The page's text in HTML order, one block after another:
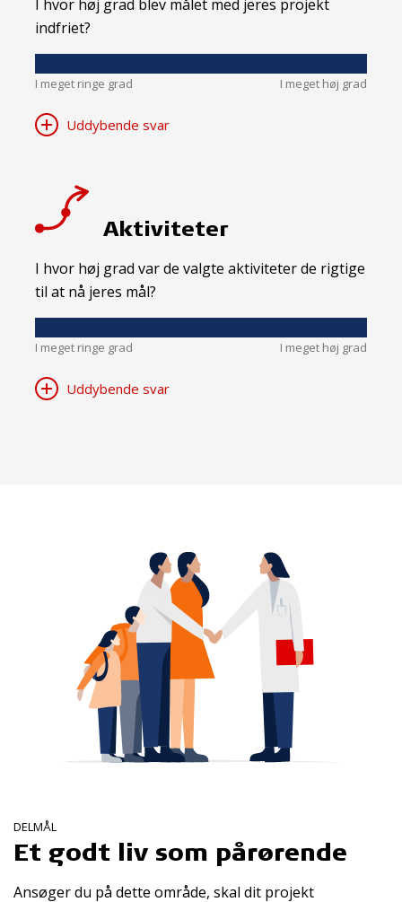
I hvor høj grad blev målet med jeres projekt
indfriet?
I meget ringe grad I meget høj grad
Uddybende svar
Aktiviteter
I hvor høj grad var de valgte aktiviteter de rigtige
til at nå jeres mål?
I meget ringe grad I meget høj grad
Uddybende svar
DELMÅL
Et godt liv som pårørende
Ansøger du på dette område, skal dit projekt